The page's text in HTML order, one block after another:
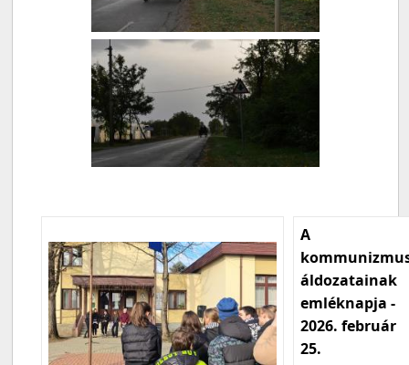
A
áldozatainak
emléknapja -
2026. február
25.